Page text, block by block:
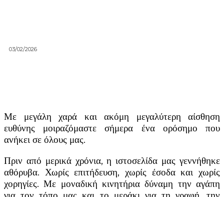
03/02/2026
Με μεγάλη χαρά και ακόμη μεγαλύτερη αίσθηση
ευθύνης μοιραζόμαστε σήμερα ένα ορόσημο που
ανήκει σε όλους μας.
Πριν από μερικά χρόνια, η ιστοσελίδα μας γεννήθηκε
αθόρυβα. Χωρίς επιτήδευση, χωρίς έσοδα και χωρίς
χορηγίες. Με μοναδική κινητήρια δύναμη την αγάπη